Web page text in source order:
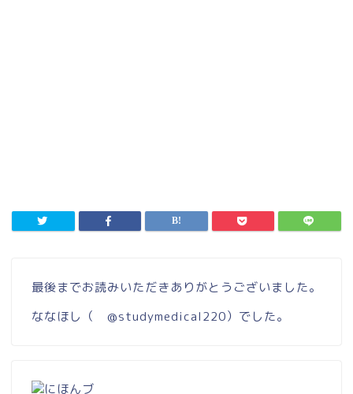
最後までお読みいただきありがとうございました。
ななほし（ @studymedical220）でした。